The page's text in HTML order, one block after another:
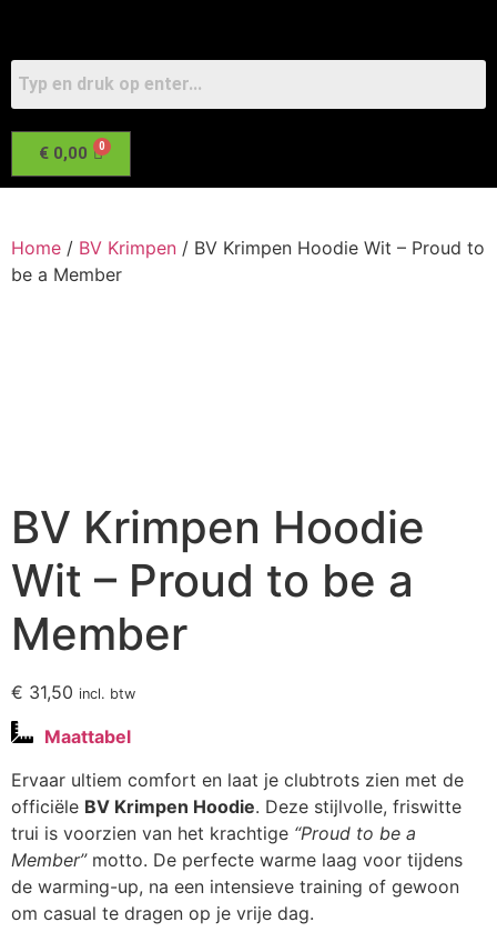
€ 0,00
Home / BV Krimpen / BV Krimpen Hoodie Wit – Proud to
be a Member
BV Krimpen Hoodie
Wit – Proud to be a
Member
€ 31,50 incl. btw
Maattabel
Ervaar ultiem comfort en laat je clubtrots zien met de
officiële BV Krimpen Hoodie. Deze stijlvolle, friswitte
trui is voorzien van het krachtige “Proud to be a
Member”motto. De perfecte warme laag voor tijdens
de warming-up, na een intensieve training of gewoon
om casual te dragen op je vrije dag.